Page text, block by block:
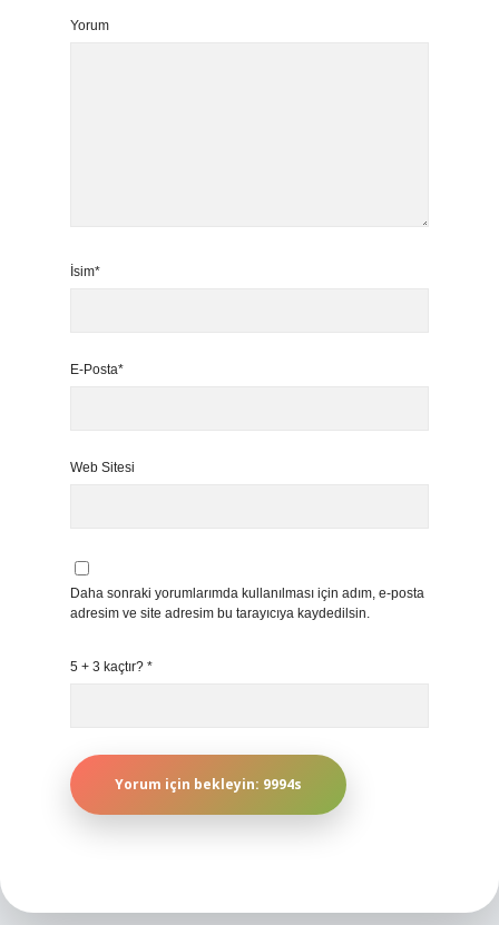
Yorum
İsim*
E-Posta*
Web Sitesi
Daha sonraki yorumlarımda kullanılması için adım, e-posta
adresim ve site adresim bu tarayıcıya kaydedilsin.
5 + 3 kaçtır? *